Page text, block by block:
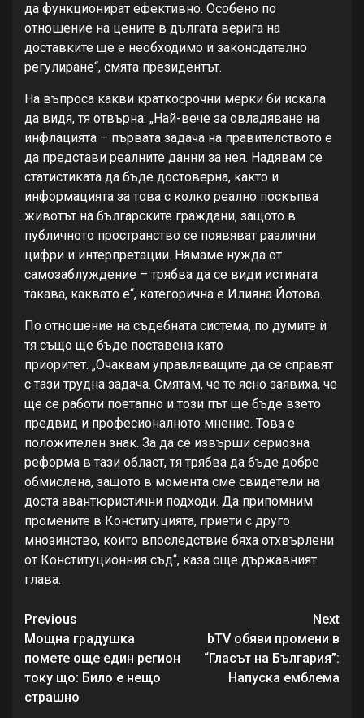
да функционират ефективно. Особено по
отношение на цените в дългата верига на
доставките ще е необходимо и законодателно
регулиране“, смята президентът.
На въпроса какви краткосрочни мерки би искала
да видя, тя отвърна: „Най-вече за овладяване на
инфлацията – първата задача на правителството е
да представи реалните данни за нея. Надявам се
статистиката да бъде достоверна, както и
информацията за това с колко реално поскъпва
животът на българските граждани, защото в
публичното пространство се появяват различни
цифри и интерпретации. Нямаме нужда от
самозаблуждение – трябва да се види истината
такава, каквато е“, категорична е Илияна Йотова.
По отношение на съдебната система, по думите ѝ
тя също ще бъде поставена като
приоритет. „Очаквам управляващите да се справят
с тази трудна задача. Смятам, че те ясно заявиха, че
ще се работи поетапно и този път ще бъде взето
предвид и професионалното мнение. Това е
положителен знак. За да се извърши сериозна
реформа в тази област, тя трябва да бъде добре
обмислена, защото в момента сме свидетели на
доста авантюристични подходи. Да припомним
промените в Конституцията, приети с друго
мнозинство, които впоследствие бяха отхвърлени
от Конституционния съд“, каза още държавният
глава.
Continue
Reading
Previous
Мощна градушка
помете още един регион
току що: Било е нещо
страшно
Next
bTV обяви промени в
“Гласът на България”:
Напуска емблема